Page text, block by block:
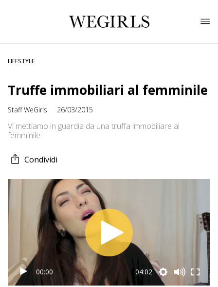
LIFESTYLE
Truffe immobiliari al femminile
Staff WeGirls 26/03/2015
Vi mettiamo in guardia da una truffa immobiliare al
femminile.
Condividi
00:00 04:02